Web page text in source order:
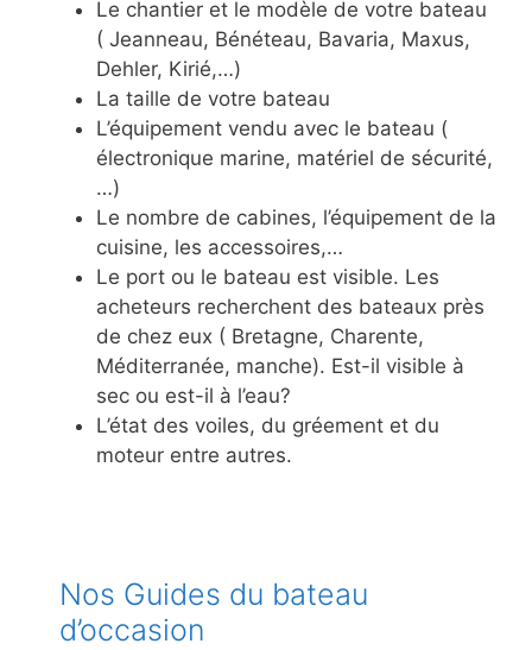
Le chantier et le modèle de votre bateau
( Jeanneau, Bénéteau, Bavaria, Maxus,
Dehler, Kirié,…)
La taille de votre bateau
L’équipement vendu avec le bateau (
électronique marine, matériel de sécurité,
…)
Le nombre de cabines, l’équipement de la
cuisine, les accessoires,…
Le port ou le bateau est visible. Les
acheteurs recherchent des bateaux près
de chez eux ( Bretagne, Charente,
Méditerranée, manche). Est-il visible à
sec ou est-il à l’eau?
L’état des voiles, du gréement et du
moteur entre autres.
Nos Guides du bateau
d’occasion